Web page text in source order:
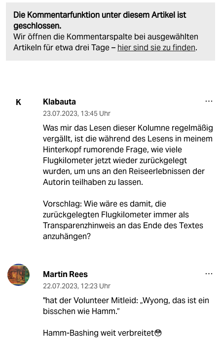
Die Kommentarfunktion unter diesem Artikel ist
geschlossen.
Wir öffnen die Kommentarspalte bei ausgewählten
Artikeln für etwa drei Tage – hier sind sie zu finden.
K Klabauta
23.07.2023, 13:45 Uhr
Was mir das Lesen dieser Kolumne regelmäßig
vergällt, ist die während des Lesens in meinem
Hinterkopf rumorende Frage, wie viele
Flugkilometer jetzt wieder zurückgelegt
wurden, um uns an den Reiseerlebnissen der
Autorin teilhaben zu lassen.
Vorschlag: Wie wäre es damit, die
zurückgelegten Flugkilometer immer als
Transparenzhinweis an das Ende des Textes
anzuhängen?
Martin Rees
22.07.2023, 12:23 Uhr
"hat der Volunteer Mitleid: „Wyong, das ist ein
bisschen wie Hamm.“
Hamm-Bashing weit verbreitet😳